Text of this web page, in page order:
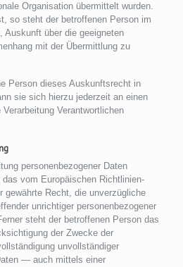
Organisation übermittelt wurden.
so steht der betroffenen Person im
Auskunft über die geeigneten
mit der Übermittlung zu
Person dieses Auskunftsrecht in
sie sich hierzu jederzeit an einen
Verantwortlichen
personenbezogener Daten
das vom Europäischen Richtlinien-
gewährte Recht, die unverzügliche
unrichtiger personenbezogener
steht der betroffenen Person das
der Zwecke der
unvollständiger
— auch mittels einer